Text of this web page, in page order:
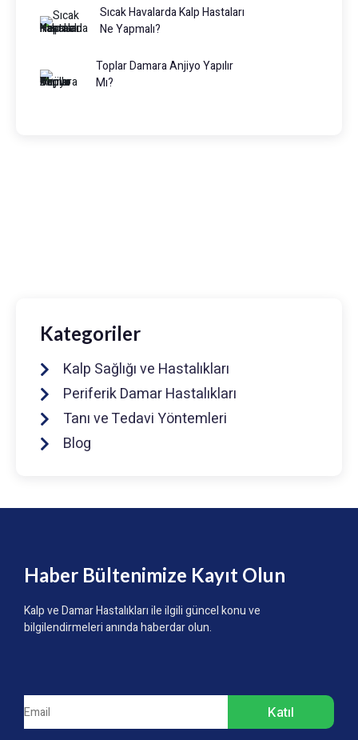
Sıcak Havalarda Kalp Hastaları
Ne Yapmalı?
Toplar Damara Anjiyo Yapılır
Mı?
Kategoriler
Kalp Sağlığı ve Hastalıkları
Periferik Damar Hastalıkları
Tanı ve Tedavi Yöntemleri
Blog
Haber Bültenimize Kayıt Olun
Kalp ve Damar Hastalıkları ile ilgili güncel konu ve
bilgilendirmeleri anında haberdar olun.
Katıl